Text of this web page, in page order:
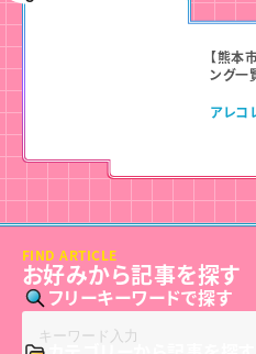
【熊本
ング一
アレコ
FIND ARTICLE
お好みから記事を探す
フリーキーワードで探す